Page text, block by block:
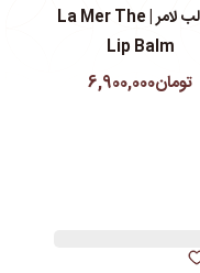
بالم لب لامر | La Mer The
Lip Balm
تومان6,900,000